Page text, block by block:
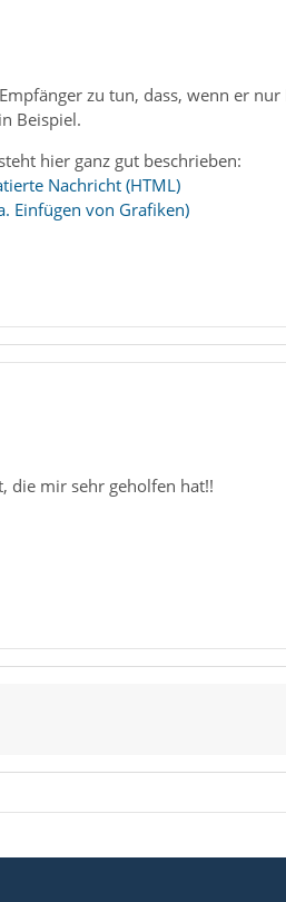
zu tun, dass, wenn er
Beispiel.
hier ganz gut beschrieben:
Nachricht (HTML)
Einfügen von Grafiken)
die mir sehr geholfen hat!!